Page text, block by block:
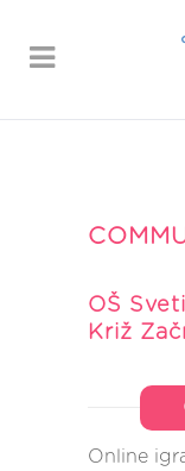
OŠ
Križ
Online